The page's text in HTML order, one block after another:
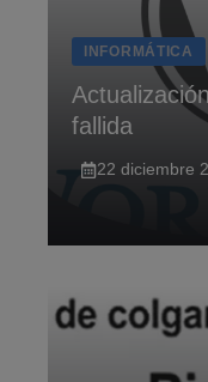
INFORMÁTICA
fallida
22 diciembre